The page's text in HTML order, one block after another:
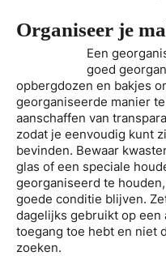
Organiseer je
Een
goed
opbergdozen en bakjes
georganiseerde manier
aanschaffen van
zodat je eenvoudig kunt
bevinden. Bewaar
glas of een speciale
georganiseerd te
goede conditie blijven.
dagelijks gebruikt op een
toegang toe hebt en niet
zoeken.